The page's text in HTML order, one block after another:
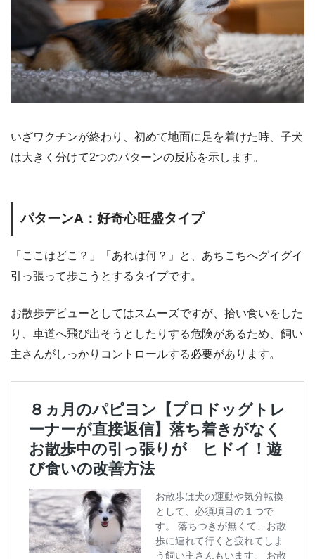
いざワクチンが終わり、初めて地面に足を着けた時、子犬
は大きく分けて2つのパターンの反応を示します。
パターンA：好奇心旺盛タイプ
「ここはどこ？」「あれは何？」と、あちこちへグイグイ
引っ張って歩こうとするタイプです。
お散歩デビューとしてはスムーズですが、拾い食いをした
り、車道へ飛び出そうとしたりする危険があるため、飼い
主さんがしっかりコントロールする必要があります。